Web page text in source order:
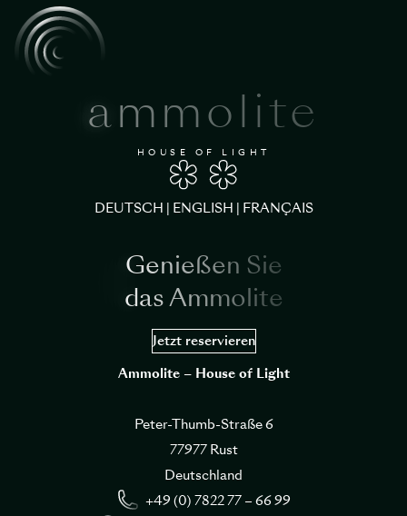
DEUTSCH | ENGLISH | FRANÇAIS
Genießen Sie
das Ammolite
Jetzt reservieren
ammolite
HOUSE OF LIGHT
Ammolite – House of Light
Peter-Thumb-Straße 6
77977 Rust
Deutschland
+49 (0) 7822 77 – 66 99